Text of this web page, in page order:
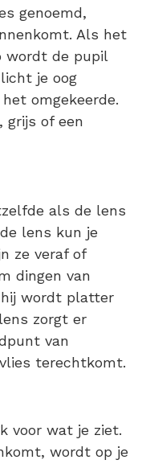
genoemd,
Als het
wordt de pupil
je oog
omgekeerde.
grijs of een
als de lens
lens kun je
ze veraf of
dingen van
wordt platter
zorgt er
van
terechtkomt.
voor wat je ziet.
wordt op je